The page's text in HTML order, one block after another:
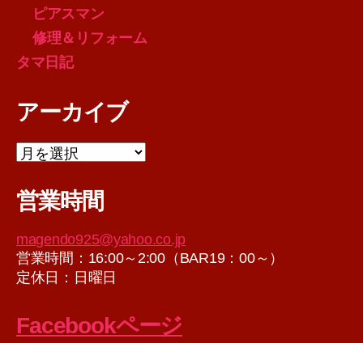
ピアスマン
修理＆リフォーム
タマ日記
アーカイブ
ア
イ
営業時間
magendo925@yahoo.co.jp
営業時間：16:00～2:00（BAR19：00～）
定休日：日曜日
Facebookページ